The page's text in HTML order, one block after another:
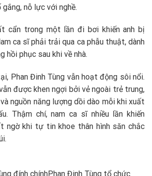
nỗ lực với nghề.
cẩn trong một lần đi bơi khiến anh bị
ca sĩ phải trải qua ca phẫu thuật, dành
hồi phục sau khi về nhà.
Phan Đinh Tùng vẫn hoạt động sôi nổi.
được khen ngợi bởi vẻ ngoài trẻ trung,
nguồn năng lượng dồi dào mỗi khi xuất
Thậm chí, nam ca sĩ nhiều lần khiến
ngờ khi tự tin khoe thân hình săn chắc
đính chínhPhan Đinh Tùng tổ chức